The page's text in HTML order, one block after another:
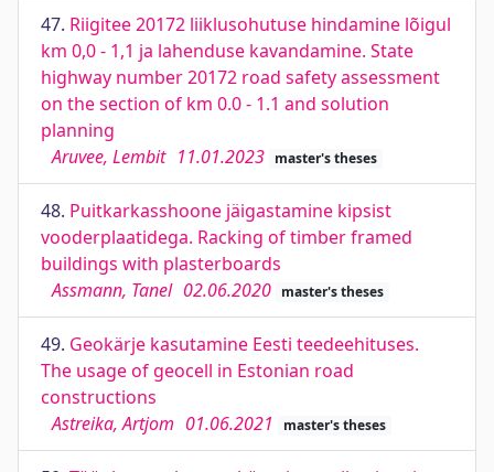
47. Riigitee 20172 liiklusohutuse hindamine lõigul
km 0,0 - 1,1 ja lahenduse kavandamine. State
highway number 20172 road safety assessment
on the section of km 0.0 - 1.1 and solution
planning
Aruvee, Lembit 11.01.2023 master's theses
48. Puitkarkasshoone jäigastamine kipsist
vooderplaatidega. Racking of timber framed
buildings with plasterboards
Assmann, Tanel 02.06.2020 master's theses
49. Geokärje kasutamine Eesti teedeehituses.
The usage of geocell in Estonian road
constructions
Astreika, Artjom 01.06.2021 master's theses